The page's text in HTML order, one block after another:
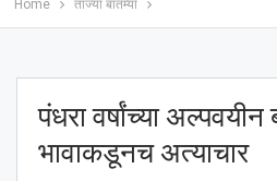
Home ताज्या बातम्या
पंधरा वर्षांच्या अल्पवयीन
भावाकडूनच अत्याचार